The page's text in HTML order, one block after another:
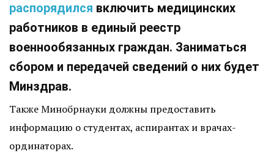
распорядился включить медицинских
работников в единый реестр
военнообязанных граждан. Заниматься
сбором и передачей сведений о них будет
Минздрав.
Также Минобрнауки должны предоставить
информацию о студентах, аспирантах и врачах-
ординаторах.